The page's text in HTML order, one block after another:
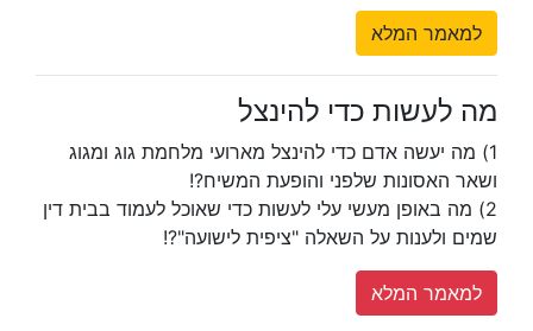
למאמר המלא
מה לעשות כדי להינצל
1) מה יעשה אדם כדי להינצל מארועי מלחמת גוג ומגוג
ושאר האסונות שלפני והופעת המשיח?!
2) מה באופן מעשי עלי לעשות כדי שאוכל לעמוד בבית דין
שמים ולענות על השאלה "ציפית לישועה"?!
למאמר המלא